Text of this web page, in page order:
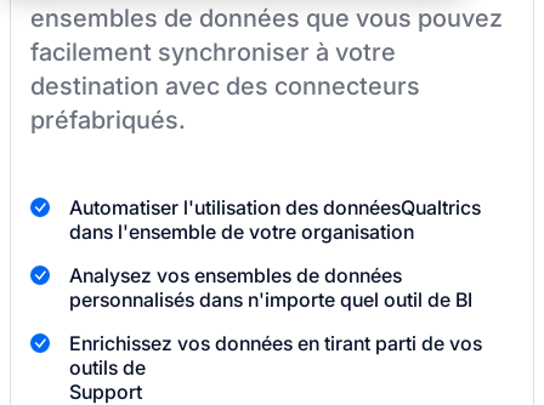
ensembles de données que vous pouvez
facilement synchroniser à votre
destination avec des connecteurs
préfabriqués.
Automatiser l'utilisation des donnéesQualtrics
dans l'ensemble de votre organisation
Analysez vos ensembles de données
personnalisés dans n'importe quel outil de BI
Enrichissez vos données en tirant parti de vos
outils de
Support